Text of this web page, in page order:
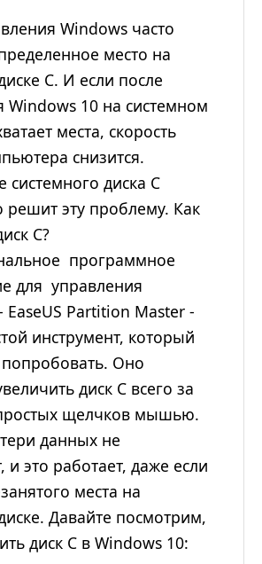
Windows часто
место на
C. И если после
Windows 10 на системном
места, скорость
снизится.
диска C
решит эту проблему. Как
C?
программное
для управления
EaseUS Partition Master -
инструмент, который
Оно
диск C всего за
щелчков мышью.
данных не
и это работает, даже если
места на
Давайте посмотрим,
диск C в Windows 10: